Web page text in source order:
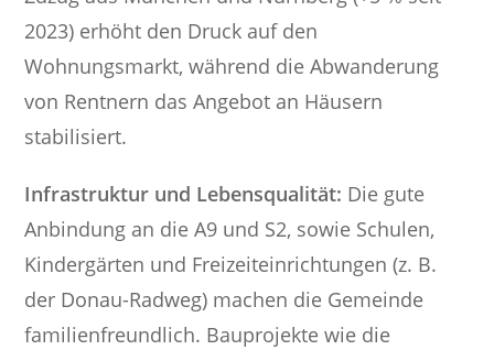
2023) erhöht den Druck auf den
Wohnungsmarkt, während die Abwanderung
von Rentnern das Angebot an Häusern
stabilisiert.
Infrastruktur und Lebensqualität: Die gute
Anbindung an die A9 und S2, sowie Schulen,
Kindergärten und Freizeiteinrichtungen (z. B.
der Donau-Radweg) machen die Gemeinde
familienfreundlich. Bauprojekte wie die